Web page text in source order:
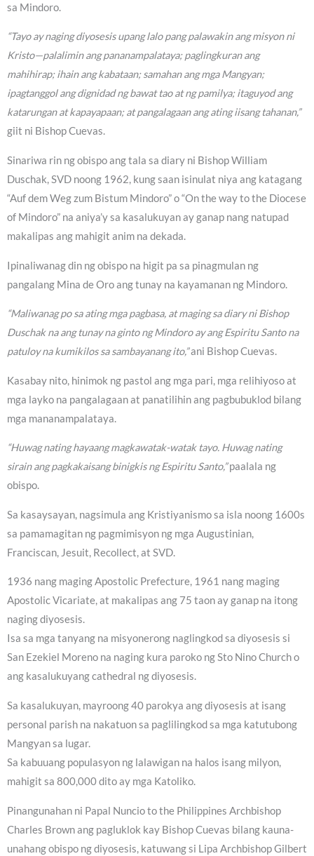
sa Mindoro.
“Tayo ay naging diyosesis upang lalo pang palawakin ang misyon ni
Kristo—palalimin ang pananampalataya; paglingkuran ang
mahihirap; ihain ang kabataan; samahan ang mga Mangyan;
ipagtanggol ang dignidad ng bawat tao at ng pamilya; itaguyod ang
katarungan at kapayapaan; at pangalagaan ang ating iisang tahanan,”
giit ni Bishop Cuevas.
Sinariwa rin ng obispo ang tala sa diary ni Bishop William
Duschak, SVD noong 1962, kung saan isinulat niya ang katagang
“Auf dem Weg zum Bistum Mindoro” o “On the way to the Diocese
of Mindoro” na aniya’y sa kasalukuyan ay ganap nang natupad
makalipas ang mahigit anim na dekada.
Ipinaliwanag din ng obispo na higit pa sa pinagmulan ng
pangalang Mina de Oro ang tunay na kayamanan ng Mindoro.
“Maliwanag po sa ating mga pagbasa, at maging sa diary ni Bishop
Duschak na ang tunay na ginto ng Mindoro ay ang Espiritu Santo na
patuloy na kumikilos sa sambayanang ito,”ani Bishop Cuevas.
Kasabay nito, hinimok ng pastol ang mga pari, mga relihiyoso at
mga layko na pangalagaan at panatilihin ang pagbubuklod bilang
mga mananampalataya.
“Huwag nating hayaang magkawatak-watak tayo. Huwag nating
sirain ang pagkakaisang binigkis ng Espiritu Santo,”paalala ng
obispo.
Sa kasaysayan, nagsimula ang Kristiyanismo sa isla noong 1600s
sa pamamagitan ng pagmimisyon ng mga Augustinian,
Franciscan, Jesuit, Recollect, at SVD.
1936 nang maging Apostolic Prefecture, 1961 nang maging
Apostolic Vicariate, at makalipas ang 75 taon ay ganap na itong
naging diyosesis.
Isa sa mga tanyang na misyonerong naglingkod sa diyosesis si
San Ezekiel Moreno na naging kura paroko ng Sto Nino Church o
ang kasalukuyang cathedral ng diyosesis.
Sa kasalukuyan, mayroong 40 parokya ang diyosesis at isang
personal parish na nakatuon sa paglilingkod sa mga katutubong
Mangyan sa lugar.
Sa kabuuang populasyon ng lalawigan na halos isang milyon,
mahigit sa 800,000 dito ay mga Katoliko.
Pinangunahan ni Papal Nuncio to the Philippines Archbishop
Charles Brown ang pagluklok kay Bishop Cuevas bilang kauna-
unahang obispo ng diyosesis, katuwang si Lipa Archbishop Gilbert